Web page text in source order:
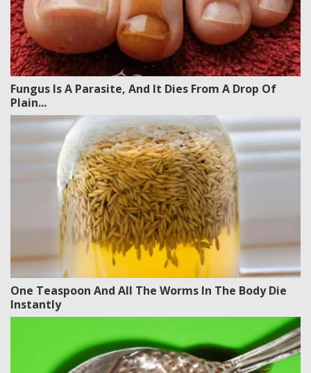
Fungus Is A Parasite, And It Dies From A Drop Of
Plain...
One Teaspoon And All The Worms In The Body Die
Instantly